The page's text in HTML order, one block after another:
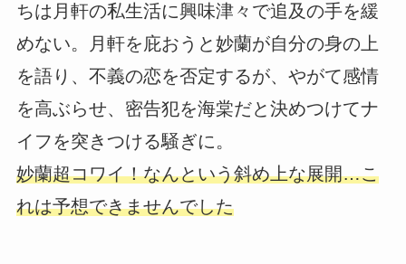
ちは月軒の私生活に興味津々で追及の手を緩
めない。月軒を庇おうと妙蘭が自分の身の上
を語り、不義の恋を否定するが、やがて感情
を高ぶらせ、密告犯を海棠だと決めつけてナ
イフを突きつける騒ぎに。
妙蘭超コワイ！なんという斜め上な展開…こ
れは予想できませんでした